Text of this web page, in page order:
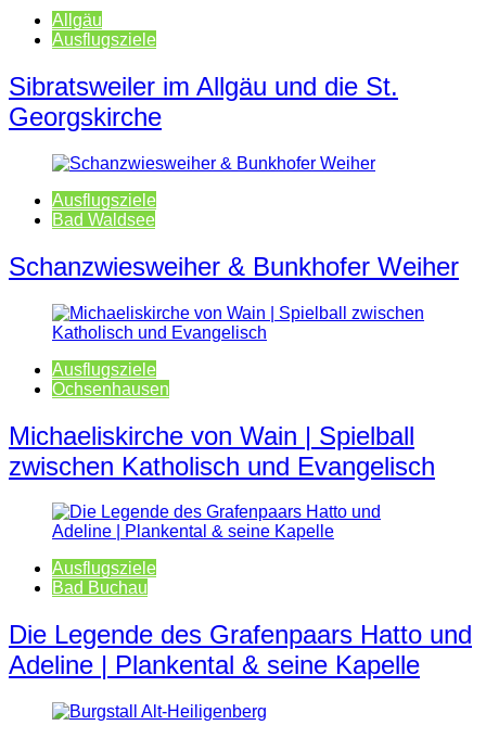
Allgäu
Ausflugsziele
Sibratsweiler im Allgäu und die St.
Georgskirche
Ausflugsziele
Bad Waldsee
Schanzwiesweiher & Bunkhofer Weiher
Ausflugsziele
Ochsenhausen
Michaeliskirche von Wain | Spielball
zwischen Katholisch und Evangelisch
Ausflugsziele
Bad Buchau
Die Legende des Grafenpaars Hatto und
Adeline | Plankental & seine Kapelle